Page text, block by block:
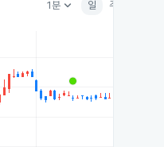
1분keyboard_arrow_down 일 주